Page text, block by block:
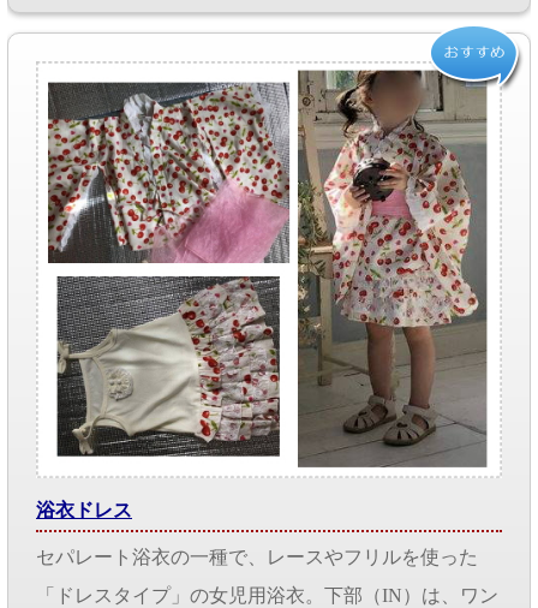
浴衣ドレス
セパレート浴衣の一種で、レースやフリルを使った
「ドレスタイプ」の女児用浴衣。下部（IN）は、ワン